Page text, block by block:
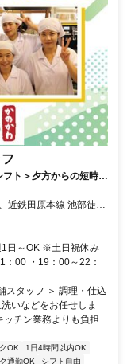
ト＞夕方からの短時間
近鉄田原本線 池部徒歩
徒歩約22分
日～OK ※土日祝休み
：00 ・19：00～22：
スタッフ ＞ 調理・仕込
いなどをお任せしま
チン業務よりも負担
OK
1日4時間以内OK
通勤OK
シフト自由